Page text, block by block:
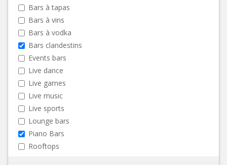
Bars à tapas
Bars à vins
Bars à vodka
Bars clandestins
Events bars
Live dance
Live games
Live music
Live sports
Lounge bars
Piano Bars
Rooftops